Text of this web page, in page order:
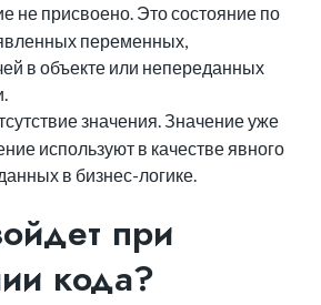
не присвоено. Это состояние по
переменных,
в объекте или непереданных
значения. Значение уже
используют в качестве явного
в бизнес-логике.
при
кода?